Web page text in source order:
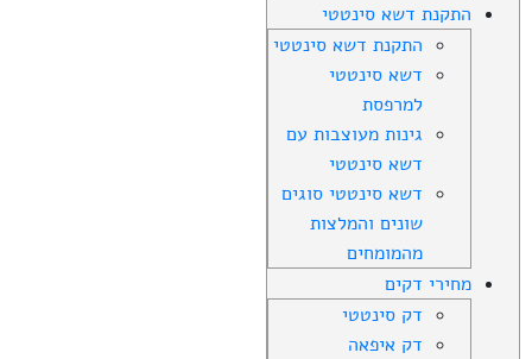
התקנת דשא סינטטי
התקנת דשא סינטטי
דשא סינטטי
למרפסת
גינות מעוצבות עם
דשא סינטטי
דשא סינטטי סוגים
שונים והמלצות
מהמומחים
מחירי דקים
דק סינטטי
דק איפאה